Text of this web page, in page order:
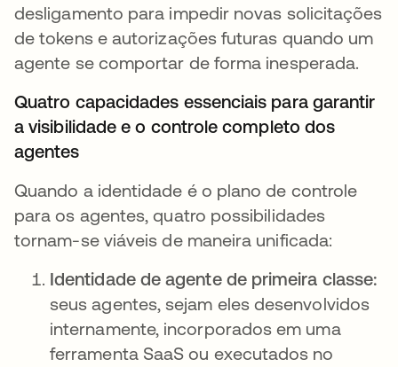
desligamento para impedir novas solicitações
de tokens e autorizações futuras quando um
agente se comportar de forma inesperada.
Quatro capacidades essenciais para garantir
a visibilidade e o controle completo dos
agentes
Quando a identidade é o plano de controle
para os agentes, quatro possibilidades
tornam-se viáveis de maneira unificada:
Identidade de agente de primeira classe:
seus agentes, sejam eles desenvolvidos
internamente, incorporados em uma
ferramenta SaaS ou executados no